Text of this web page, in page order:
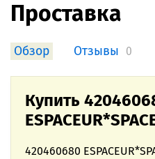
Проставка
Обзор Отзывы 0
Купить
420460680